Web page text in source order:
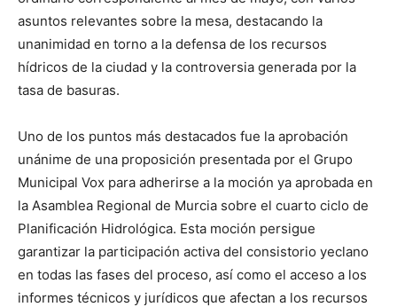
asuntos relevantes sobre la mesa, destacando la
unanimidad en torno a la defensa de los recursos
hídricos de la ciudad y la controversia generada por la
tasa de basuras.
Uno de los puntos más destacados fue la aprobación
unánime de una proposición presentada por el Grupo
Municipal Vox para adherirse a la moción ya aprobada en
la Asamblea Regional de Murcia sobre el cuarto ciclo de
Planificación Hidrológica. Esta moción persigue
garantizar la participación activa del consistorio yeclano
en todas las fases del proceso, así como el acceso a los
informes técnicos y jurídicos que afectan a los recursos